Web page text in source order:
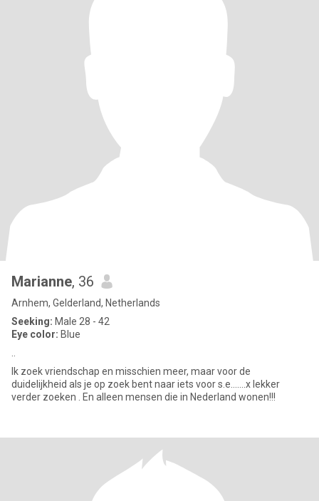
Marianne, 36
Arnhem, Gelderland, Netherlands
Seeking: Male 28 - 42
Eye color: Blue
Ik zoek vriendschap en misschien meer, maar voor de
duidelijkheid als je op zoek bent naar iets voor s.e…….x lekker
verder zoeken . En alleen mensen die in Nederland wonen!!!